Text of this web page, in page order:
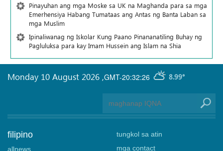
Pinayuhan ang mga Moske sa UK na Maghanda para sa mga
Emerhensiya Habang Tumataas ang Antas ng Banta Laban sa
mga Muslim
Ipinaliwanag ng Iskolar Kung Paano Pinananatiling Buhay ng
Pagluluksa para kay Imam Hussein ang Islam na Shia
GMT-20:32:26 8.99°
Monday 10 August 2026 ,
filipino
allnews
tungkol sa atin
mga contact